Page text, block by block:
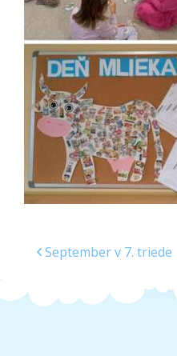
September v 7. triede